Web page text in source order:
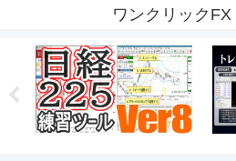
ワンクリックFX